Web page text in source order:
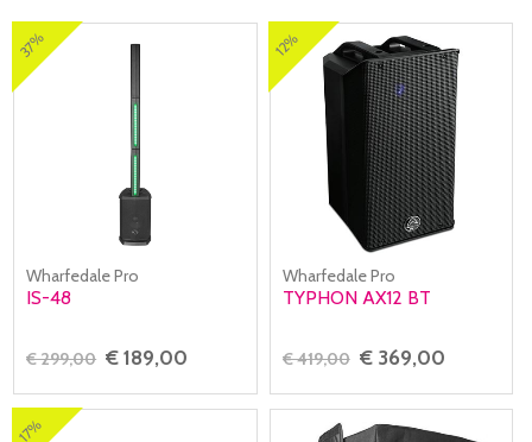
37%
Wharfedale Pro
IS-48
€ 299,00 € 189,00
12%
Wharfedale Pro
TYPHON AX12 BT
€ 419,00 € 369,00
17%